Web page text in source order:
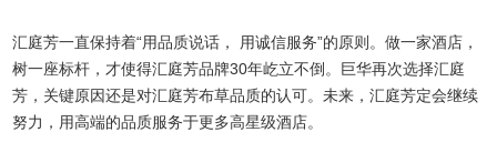
汇庭芳一直保持着“用品质说话， 用诚信服务”的原则。做一家酒店，
树一座标杆，才使得汇庭芳品牌30年屹立不倒。巨华再次选择汇庭
芳，关键原因还是对汇庭芳布草品质的认可。未来，汇庭芳定会继续
努力，用高端的品质服务于更多高星级酒店。